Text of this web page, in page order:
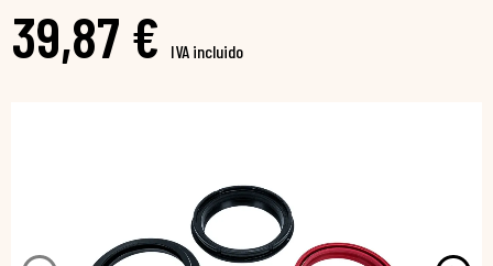
39,87 € IVA incluido